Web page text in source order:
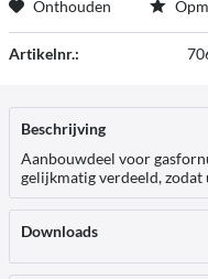
Onthouden
Artikelnr.:
Beschrijving
Aanbouwdeel voor
gelijkmatig verdeeld, zodat
Downloads